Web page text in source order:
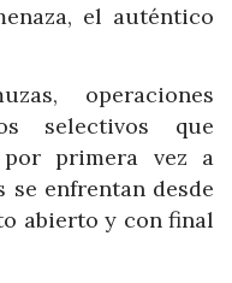
el auténtico
operaciones
selectivos que
primera vez a
se enfrentan desde
abierto y con final